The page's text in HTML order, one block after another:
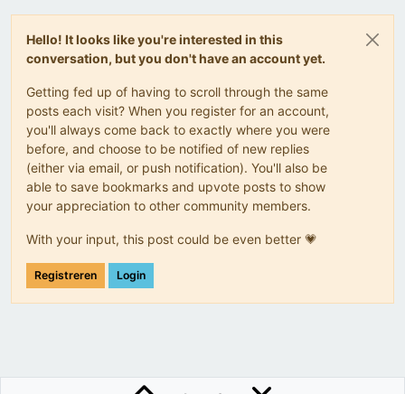
Hello! It looks like you're interested in this
conversation, but you don't have an account yet.
Getting fed up of having to scroll through the same
posts each visit? When you register for an account,
you'll always come back to exactly where you were
before, and choose to be notified of new replies
(either via email, or push notification). You'll also be
able to save bookmarks and upvote posts to show
your appreciation to other community members.
With your input, this post could be even better 💗
Registreren Login